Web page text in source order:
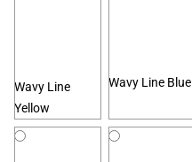
Wavy Line
Yellow
Wavy Line Blue